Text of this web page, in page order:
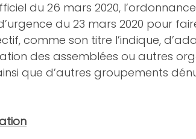
du 26 mars 2020, l’ordonnance
du 23 mars 2020 pour
comme son titre l’indique,
des assemblées ou autres
que d’autres groupements